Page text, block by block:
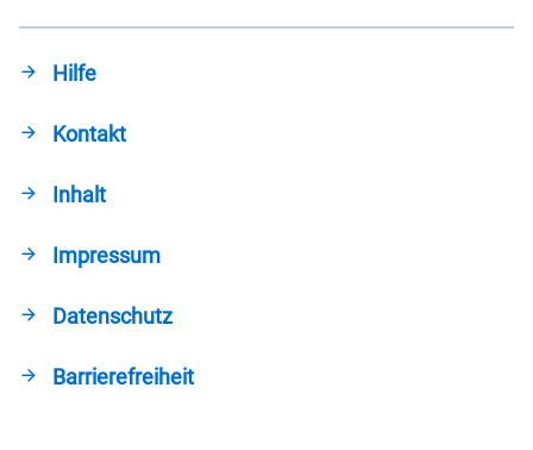
Hilfe
Kontakt
Inhalt
Impressum
Datenschutz
Barrierefreiheit